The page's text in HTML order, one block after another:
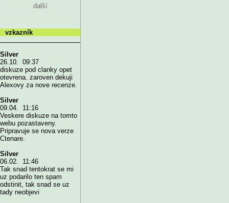
další
vzkazník
Silver
26.10. 09:37
diskuze pod clanky opet
otevrena. zaroven dekuji
Alexovy za nove recenze.
Silver
09.04. 11:16
Veskere diskuze na tomto
webu pozastaveny.
Pripravuje se nova verze
Ctenare.
Silver
06.02. 11:46
Tak snad tentokrat se mi
uz podarilo ten spam
odstinit, tak snad se uz
tady neobjevi